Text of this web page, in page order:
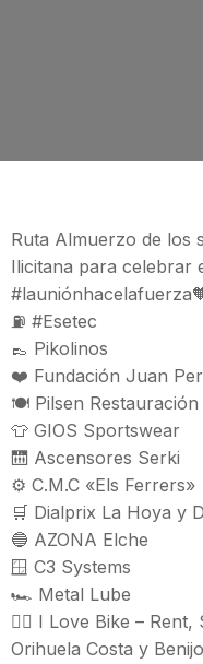
Ruta Almuerzo de los
Ilicitana para celebrar
⛽ #Esetec
👞 Pikolinos
❤️ Fundación Juan
🍽️ Pilsen Restauración
👕 GIOS Sportswear
🛗 Ascensores Serki
⚙️ C.M.C «Els Ferrers»
🛒 Dialprix La Hoya y
🔵 AZONA Elche
🪟 C3 Systems
🏎️ Metal Lube
🚴‍♀️ I Love Bike –
Orihuela Costa y